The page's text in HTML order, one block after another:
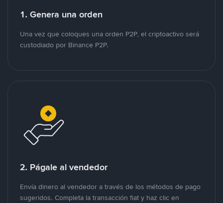
1. Genera una orden
Una vez que coloques una orden P2P, el criptoactivo será
custodiado por Binance P2P.
2. Págale al vendedor
Envía dinero al vendedor a través de los métodos de pago
sugeridos. Completa la transacción fiat y haz clic en